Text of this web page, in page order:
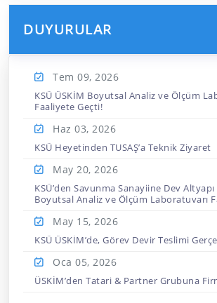
DUYURULAR
Tem 09, 2026
KSÜ ÜSKİM Boyutsal Analiz ve Ölçüm
Faaliyete Geçti!
Haz 03, 2026
KSÜ Heyetinden TUSAŞ’a Teknik Ziyaret
May 20, 2026
KSÜ’den Savunma Sanayiine Dev
Boyutsal Analiz ve Ölçüm Laboratuvarı
May 15, 2026
KSÜ ÜSKİM’de, Görev Devir Teslimi
Oca 05, 2026
ÜSKİM’den Tatari & Partner Grubuna